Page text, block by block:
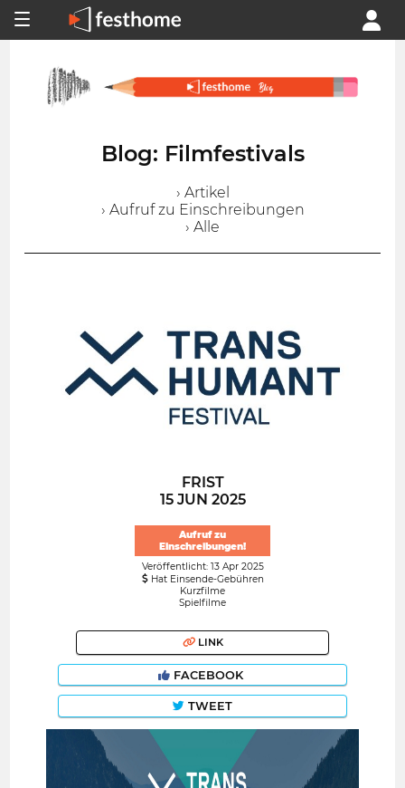
Blog: Filmfestivals
› Artikel
› Aufruf zu Einschreibungen
› Alle
FRIST
15 JUN 2025
Aufruf zu
Einschreibungen!
Veröffentlicht: 13 Apr 2025
Hat Einsende-Gebühren
Kurzfilme
Spielfilme
LINK
FACEBOOK
TWEET